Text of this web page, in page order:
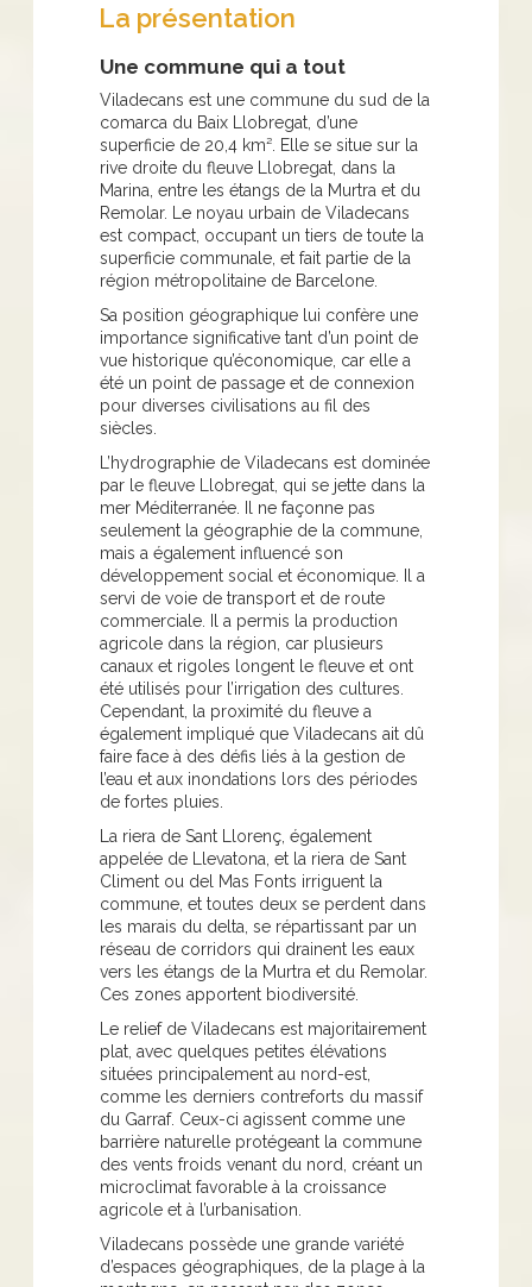
La présentation
Une commune qui a tout
Viladecans est une commune du sud de la
comarca du Baix Llobregat, d’une
superficie de 20,4 km². Elle se situe sur la
rive droite du fleuve Llobregat, dans la
Marina, entre les étangs de la Murtra et du
Remolar. Le noyau urbain de Viladecans
est compact, occupant un tiers de toute la
superficie communale, et fait partie de la
région métropolitaine de Barcelone.
Sa position géographique lui confère une
importance significative tant d’un point de
vue historique qu’économique, car elle a
été un point de passage et de connexion
pour diverses civilisations au fil des
siècles.
L’hydrographie de Viladecans est dominée
par le fleuve Llobregat, qui se jette dans la
mer Méditerranée. Il ne façonne pas
seulement la géographie de la commune,
mais a également influencé son
développement social et économique. Il a
servi de voie de transport et de route
commerciale. Il a permis la production
agricole dans la région, car plusieurs
canaux et rigoles longent le fleuve et ont
été utilisés pour l’irrigation des cultures.
Cependant, la proximité du fleuve a
également impliqué que Viladecans ait dû
faire face à des défis liés à la gestion de
l’eau et aux inondations lors des périodes
de fortes pluies.
La riera de Sant Llorenç, également
appelée de Llevatona, et la riera de Sant
Climent ou del Mas Fonts irriguent la
commune, et toutes deux se perdent dans
les marais du delta, se répartissant par un
réseau de corridors qui drainent les eaux
vers les étangs de la Murtra et du Remolar.
Ces zones apportent biodiversité.
Le relief de Viladecans est majoritairement
plat, avec quelques petites élévations
situées principalement au nord-est,
comme les derniers contreforts du massif
du Garraf. Ceux-ci agissent comme une
barrière naturelle protégeant la commune
des vents froids venant du nord, créant un
microclimat favorable à la croissance
agricole et à l’urbanisation.
Viladecans possède une grande variété
d’espaces géographiques, de la plage à la